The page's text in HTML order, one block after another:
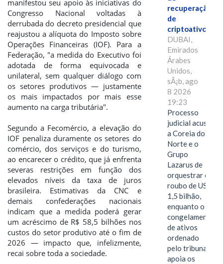
manifestou seu apoio às iniciativas do
Congresso Nacional voltadas à
derrubada do decreto presidencial que
reajustou a alíquota do Imposto sobre
Operações Financeiras (IOF). Para a
Federação, "a medida do Executivo foi
adotada de forma equivocada e
unilateral, sem qualquer diálogo com
os setores produtivos — justamente
os mais impactados por mais esse
aumento na carga tributária".
Segundo a Fecomércio, a elevação do
IOF penaliza duramente os setores do
comércio, dos serviços e do turismo,
ao encarecer o crédito, que já enfrenta
severas restrições em função dos
elevados níveis da taxa de juros
brasileira. Estimativas da CNC e
demais confederações nacionais
indicam que a medida poderá gerar
um acréscimo de R$ 58,5 bilhões nos
custos do setor produtivo até o fim de
2026 — impacto que, infelizmente,
recai sobre toda a sociedade.
recuperação
de
criptoativos
DUBAI,
Emirados
Árabes
Unidos,
sÃ¡b, ago
8 2026
19:23
Processo
judicial acusa
a Coreia do
Norte e o
Grupo
Lazarus de
orquestrar o
roubo de US$
1,5 bilhão,
enquanto o
congelamento
de ativos
ordenado
pelo tribunal
apoia os